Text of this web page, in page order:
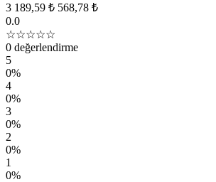
3 189,59 ₺ 568,78 ₺
0.0
☆☆☆☆☆
0 değerlendirme
5
0%
4
0%
3
0%
2
0%
1
0%